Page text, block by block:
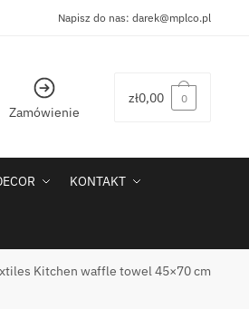
Napisz do nas:darek@mplco.pl
Zamówienie
zł0,00 0
KONTAKT
Kitchen waffle towel 45×70 cm